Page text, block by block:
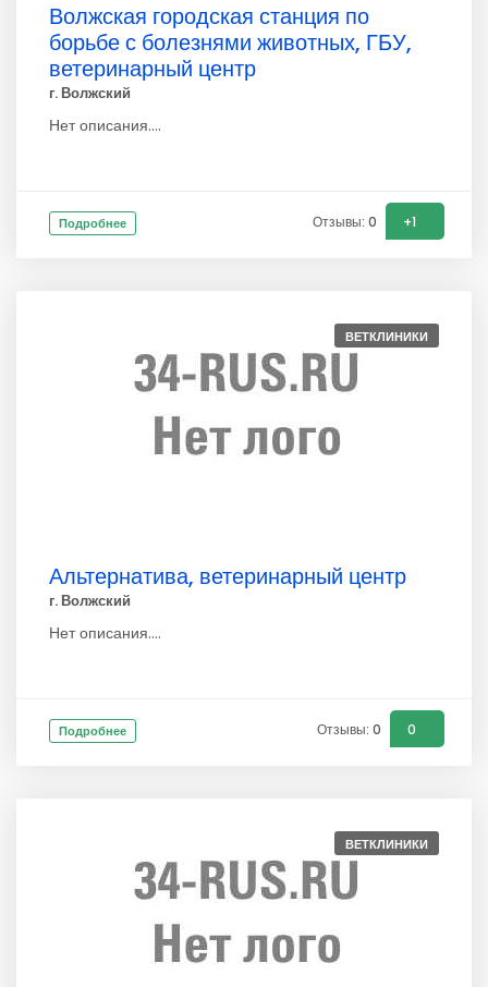
Волжская городская станция по
борьбе с болезнями животных, ГБУ,
ветеринарный центр
г. Волжский
Нет описания....
Подробнее Отзывы: 0 +1
ВЕТКЛИНИКИ
Альтернатива, ветеринарный центр
г. Волжский
Нет описания....
Подробнее Отзывы: 0 0
ВЕТКЛИНИКИ